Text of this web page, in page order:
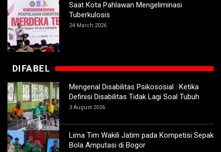
Saat Kota Pahlawan Mengeliminasi
Tuberkulosis
24 March 2026
DIFABEL
Mengenal Disabilitas Psikososial : Ketika
Definisi Disabilitas Tidak Lagi Soal Tubuh
3 August 2026
Lima Tim Wakili Jatim pada Kompetisi Sepak
Bola Amputasi di Bogor